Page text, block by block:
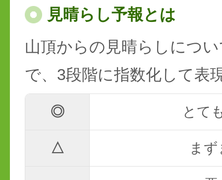
見晴らし予報とは
山頂からの見晴らしにつ
で、3段階に指数化して表
◎ とて
△ ま